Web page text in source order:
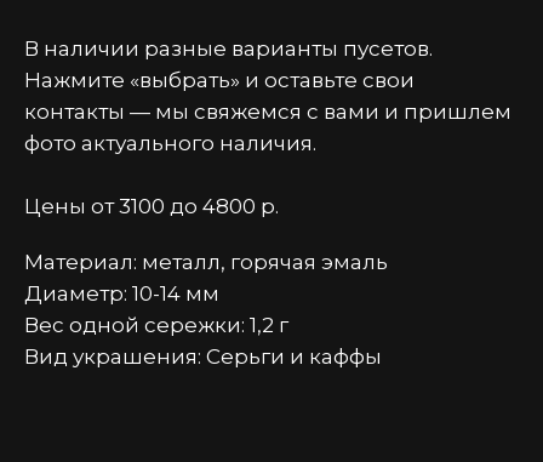
В наличии разные варианты пусетов.
Нажмите «выбрать» и оставьте свои
контакты — мы свяжемся с вами и пришлем
фото актуального наличия.
Цены от 3100 до 4800 р.
Материал: металл, горячая эмаль
Диаметр: 10-14 мм
Вес одной сережки: 1,2 г
Вид украшения: Серьги и каффы